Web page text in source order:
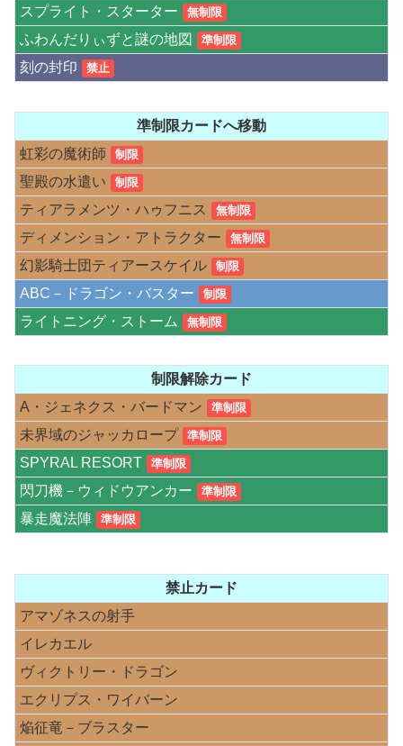
スプライト・スターター 無制限
ふわんだりぃずと謎の地図 準制限
刻の封印 禁止
準制限カードへ移動
虹彩の魔術師
制限
聖殿の水遣い 制限
ティアラメンツ・ハゥフニス 無制限
ディメンション・アトラクター 無制限
幻影騎士団ティアースケイル 制限
ABC－ドラゴン・バスター 制限
ライトニング・ストーム 無制限
制限解除カード
A・ジェネクス・バードマン
準制限
未界域のジャッカロープ 準制限
SPYRAL RESORT 準制限
閃刀機－ウィドウアンカー 準制限
暴走魔法陣 準制限
禁止カード
アマゾネスの射手
イレカエル
ヴィクトリー・ドラゴン
エクリプス・ワイバーン
焔征竜－ブラスター